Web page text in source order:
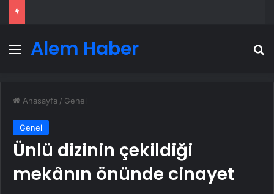
MenüAlem Haber
Anasayfa / Genel
Genel
Ünlü dizinin çekildiği
mekânın önünde cinayet